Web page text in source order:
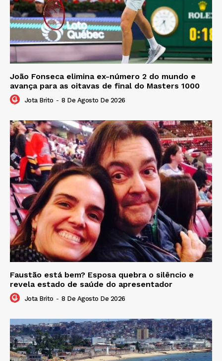
João Fonseca elimina ex-número 2 do mundo e
avança para as oitavas de final do Masters 1000
Jota Brito - 8 De Agosto De 2026
Faustão está bem? Esposa quebra o silêncio e
revela estado de saúde do apresentador
Jota Brito - 8 De Agosto De 2026